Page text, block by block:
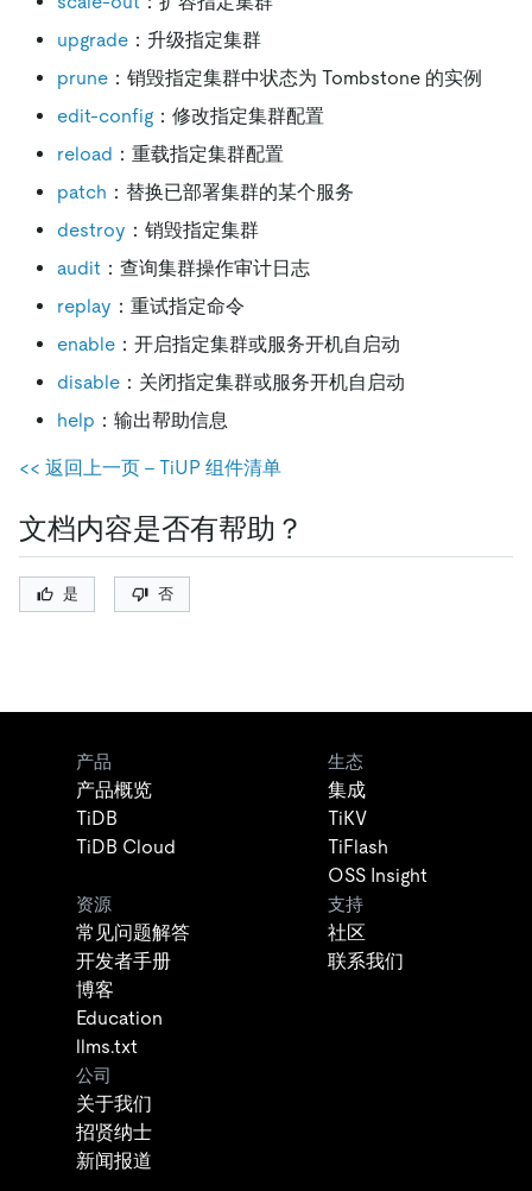
upgrade ：升级指定集群
prune ：销毁指定集群中状态为 Tombstone 的实例
edit-config ：修改指定集群配置
reload ：重载指定集群配置
patch ：替换已部署集群的某个服务
destroy ：销毁指定集群
audit ：查询集群操作审计日志
replay ：重试指定命令
enable ：开启指定集群或服务开机自启动
disable ：关闭指定集群或服务开机自启动
help ：输出帮助信息
<< 返回上一页 - TiUP 组件清单
文档内容是否有帮助？
是 否
产品
产品概览
TiDB
TiDB Cloud
生态
集成
TiKV
TiFlash
OSS Insight
资源
常见问题解答
开发者手册
博客
Education
llms.txt
支持
社区
联系我们
公司
关于我们
招贤纳士
新闻报道